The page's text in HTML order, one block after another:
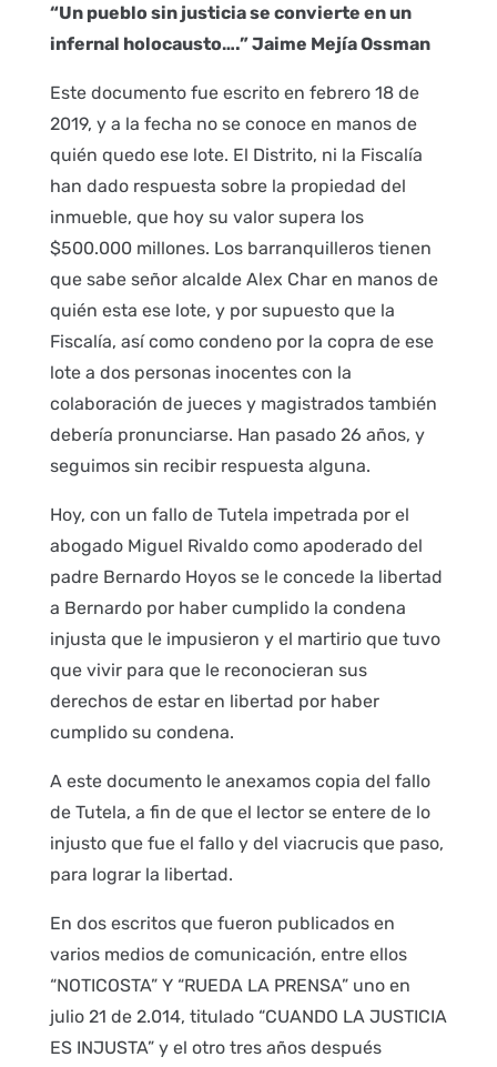
“Un pueblo sin justicia se convierte en un
infernal holocausto….” Jaime Mejía Ossman
Este documento fue escrito en febrero 18 de
2019, y a la fecha no se conoce en manos de
quién quedo ese lote. El Distrito, ni la Fiscalía
han dado respuesta sobre la propiedad del
inmueble, que hoy su valor supera los
$500.000 millones. Los barranquilleros tienen
que sabe señor alcalde Alex Char en manos de
quién esta ese lote, y por supuesto que la
Fiscalía, así como condeno por la copra de ese
lote a dos personas inocentes con la
colaboración de jueces y magistrados también
debería pronunciarse. Han pasado 26 años, y
seguimos sin recibir respuesta alguna.
Hoy, con un fallo de Tutela impetrada por el
abogado Miguel Rivaldo como apoderado del
padre Bernardo Hoyos se le concede la libertad
a Bernardo por haber cumplido la condena
injusta que le impusieron y el martirio que tuvo
que vivir para que le reconocieran sus
derechos de estar en libertad por haber
cumplido su condena.
A este documento le anexamos copia del fallo
de Tutela, a fin de que el lector se entere de lo
injusto que fue el fallo y del viacrucis que paso,
para lograr la libertad.
En dos escritos que fueron publicados en
varios medios de comunicación, entre ellos
“NOTICOSTA” Y “RUEDA LA PRENSA” uno en
julio 21 de 2.014, titulado “CUANDO LA JUSTICIA
ES INJUSTA” y el otro tres años después